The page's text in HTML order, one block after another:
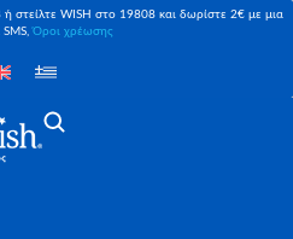
στείλτε WISH στο 19808 και δωρίστε 2€ με μια
SMS,Όροι χρέωσης